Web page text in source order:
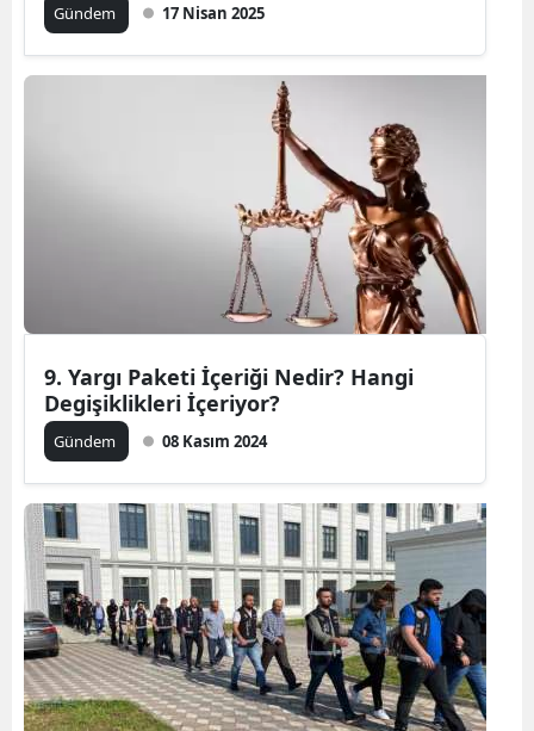
Gündem 17 Nisan 2025
9. Yargı Paketi İçeriği Nedir? Hangi
Degişiklikleri İçeriyor?
Gündem 08 Kasım 2024